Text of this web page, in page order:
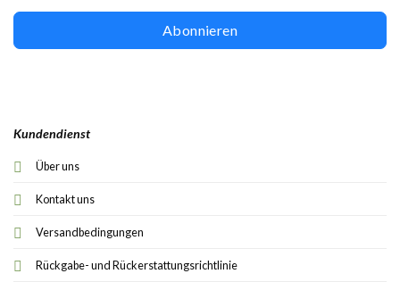
Kundendienst
Über uns
Kontakt uns
Versandbedingungen
Rückgabe- und Rückerstattungsrichtlinie
Abonnieren